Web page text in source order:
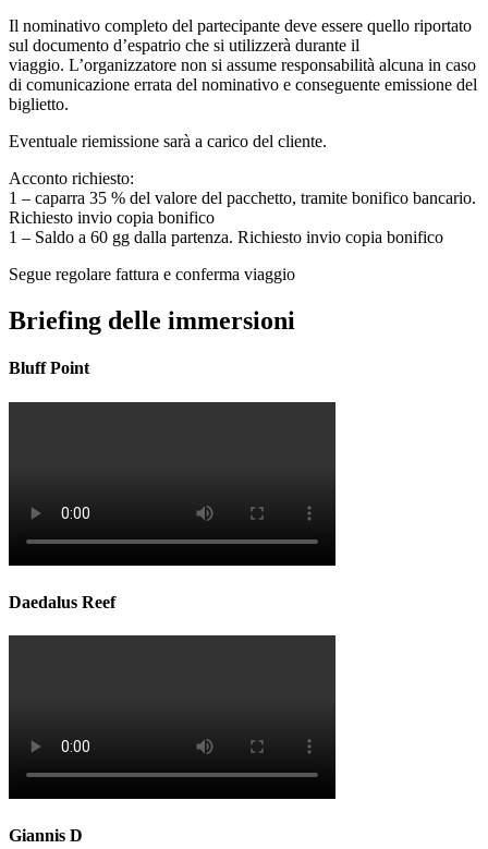
Il nominativo completo del partecipante deve essere quello riportato
sul documento d’espatrio che si utilizzerà durante il
viaggio. L’organizzatore non si assume responsabilità alcuna in caso
di comunicazione errata del nominativo e conseguente emissione del
biglietto.
Eventuale riemissione sarà a carico del cliente.
Acconto richiesto:
1 – caparra 35 % del valore del pacchetto, tramite bonifico bancario.
Richiesto invio copia bonifico
1 – Saldo a 60 gg dalla partenza. Richiesto invio copia bonifico
Segue regolare fattura e conferma viaggio
Briefing delle immersioni
Bluff Point
Daedalus Reef
Giannis D